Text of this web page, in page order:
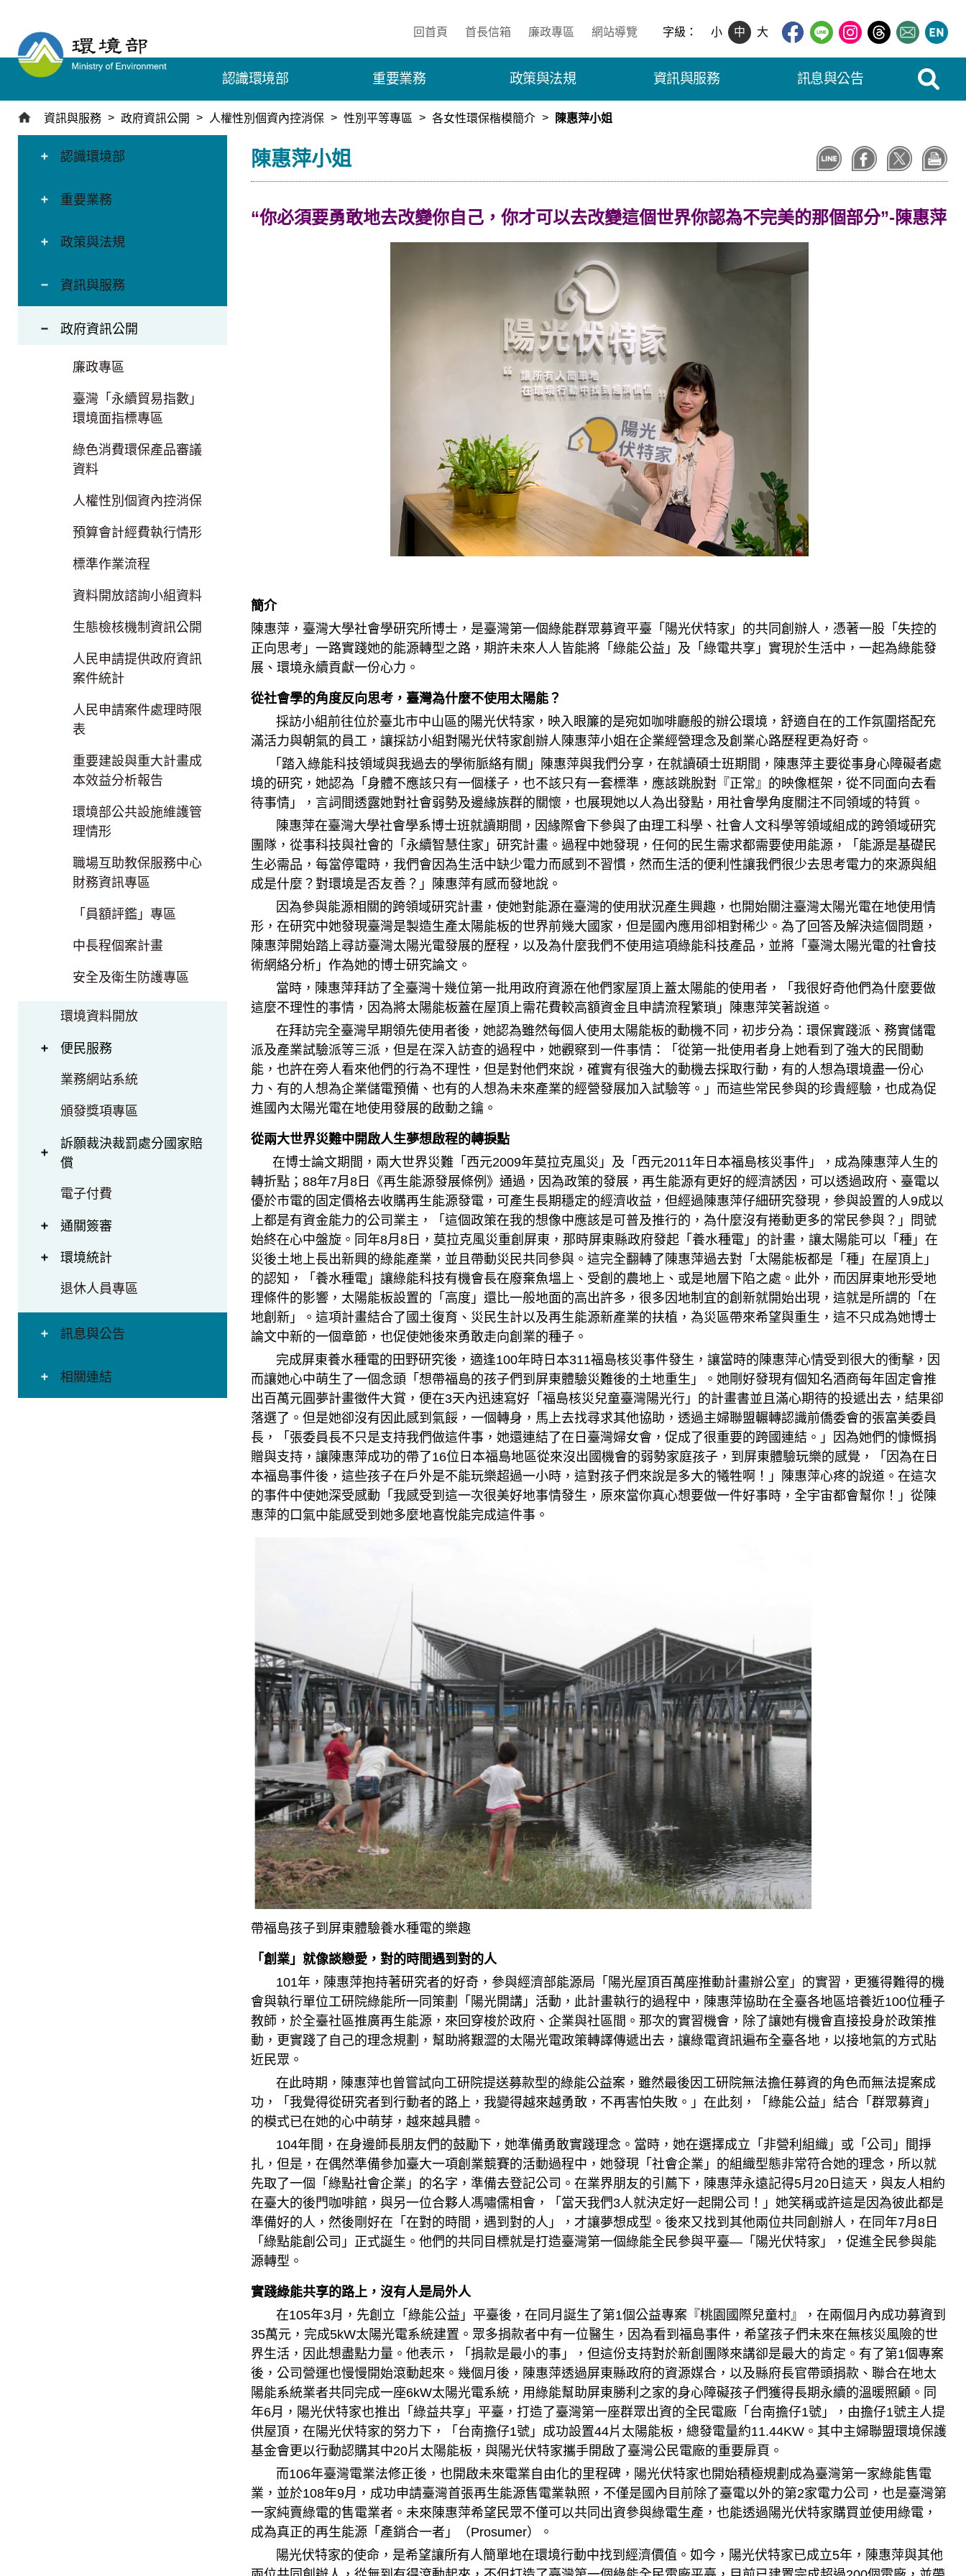
容
回首頁 首長信箱 廉政專區 網站導覽 字級： 小 中 大
認識環境部 重要業務 政策與法規 資訊與服務 訊息與公告
展開搜尋
資訊與服務 政府資訊公開 人權性別個資內控消保 性別平等專區 各女性環保楷模簡介 陳惠萍小姐
認識環境部
重要業務
政策與法規
資訊與服務
政府資訊公開
廉政專區
臺灣「永續貿易指數」
環境面指標專區
綠色消費環保產品審議
資料
人權性別個資內控消保
預算會計經費執行情形
標準作業流程
資料開放諮詢小組資料
生態檢核機制資訊公開
人民申請提供政府資訊
案件統計
人民申請案件處理時限
表
重要建設與重大計畫成
本效益分析報告
環境部公共設施維護管
理情形
職場互助教保服務中心
財務資訊專區
「員額評鑑」專區
中長程個案計畫
安全及衛生防護專區
環境資料開放
便民服務
業務網站系統
頒發獎項專區
訴願裁決裁罰處分國家賠
償
電子付費
通關簽審
環境統計
退休人員專區
訊息與公告
相關連結
陳惠萍小姐
“你必須要勇敢地去改變你自己，你才可以去改變這個世界你認為不完美的那個部分”-陳惠萍
簡介
陳惠萍，臺灣大學社會學研究所博士，是臺灣第一個綠能群眾募資平臺「陽光伏特家」的共同創辦人，憑著一股「失控的
正向思考」一路實踐她的能源轉型之路，期許未來人人皆能將「綠能公益」及「綠電共享」實現於生活中，一起為綠能發
展、環境永續貢獻一份心力。
從社會學的角度反向思考，臺灣為什麼不使用太陽能？
採訪小組前往位於臺北市中山區的陽光伏特家，映入眼簾的是宛如咖啡廳般的辦公環境，舒適自在的工作氛圍搭配充
滿活力與朝氣的員工，讓採訪小組對陽光伏特家創辦人陳惠萍小姐在企業經營理念及創業心路歷程更為好奇。
「踏入綠能科技領域與我過去的學術脈絡有關」陳惠萍與我們分享，在就讀碩士班期間，陳惠萍主要從事身心障礙者處
境的研究，她認為「身體不應該只有一個樣子，也不該只有一套標準，應該跳脫對『正常』的映像框架，從不同面向去看
待事情」，言詞間透露她對社會弱勢及邊緣族群的關懷，也展現她以人為出發點，用社會學角度關注不同領域的特質。
陳惠萍在臺灣大學社會學系博士班就讀期間，因緣際會下參與了由理工科學、社會人文科學等領域組成的跨領域研究
團隊，從事科技與社會的「永續智慧住家」研究計畫。過程中她發現，任何的民生需求都需要使用能源，「能源是基礎民
生必需品，每當停電時，我們會因為生活中缺少電力而感到不習慣，然而生活的便利性讓我們很少去思考電力的來源與組
成是什麼？對環境是否友善？」陳惠萍有感而發地說。
因為參與能源相關的跨領域研究計畫，使她對能源在臺灣的使用狀況產生興趣，也開始關注臺灣太陽光電在地使用情
形，在研究中她發現臺灣是製造生產太陽能板的世界前幾大國家，但是國內應用卻相對稀少。為了回答及解決這個問題，
陳惠萍開始踏上尋訪臺灣太陽光電發展的歷程，以及為什麼我們不使用這項綠能科技產品，並將「臺灣太陽光電的社會技
術網絡分析」作為她的博士研究論文。
當時，陳惠萍拜訪了全臺灣十幾位第一批用政府資源在他們家屋頂上蓋太陽能的使用者，「我很好奇他們為什麼要做
這麼不理性的事情，因為將太陽能板蓋在屋頂上需花費較高額資金且申請流程繁瑣」陳惠萍笑著說道。
在拜訪完全臺灣早期領先使用者後，她認為雖然每個人使用太陽能板的動機不同，初步分為：環保實踐派、務實儲電
派及產業試驗派等三派，但是在深入訪查的過程中，她觀察到一件事情：「從第一批使用者身上她看到了強大的民間動
能，也許在旁人看來他們的行為不理性，但是對他們來說，確實有很強大的動機去採取行動，有的人想為環境盡一份心
力、有的人想為企業儲電預備、也有的人想為未來產業的經營發展加入試驗等。」而這些常民參與的珍貴經驗，也成為促
進國內太陽光電在地使用發展的啟動之鑰。
從兩大世界災難中開啟人生夢想啟程的轉捩點
在博士論文期間，兩大世界災難「西元2009年莫拉克風災」及「西元2011年日本福島核災事件」，成為陳惠萍人生的
轉折點；88年7月8日《再生能源發展條例》通過，因為政策的發展，再生能源有更好的經濟誘因，可以透過政府、臺電以
優於市電的固定價格去收購再生能源發電，可產生長期穩定的經濟收益，但經過陳惠萍仔細研究發現，參與設置的人9成以
上都是有資金能力的公司業主，「這個政策在我的想像中應該是可普及推行的，為什麼沒有捲動更多的常民參與？」問號
始終在心中盤旋。同年8月8日，莫拉克風災重創屏東，那時屏東縣政府發起「養水種電」的計畫，讓太陽能可以「種」在
災後土地上長出新興的綠能產業，並且帶動災民共同參與。這完全翻轉了陳惠萍過去對「太陽能板都是「種」在屋頂上」
的認知，「養水種電」讓綠能科技有機會長在廢棄魚塭上、受創的農地上、或是地層下陷之處。此外，而因屏東地形受地
理條件的影響，太陽能板設置的「高度」還比一般地面的高出許多，很多因地制宜的創新就開始出現，這就是所謂的「在
地創新」。這項計畫結合了國土復育、災民生計以及再生能源新產業的扶植，為災區帶來希望與重生，這不只成為她博士
論文中新的一個章節，也促使她後來勇敢走向創業的種子。
完成屏東養水種電的田野研究後，適逢100年時日本311福島核災事件發生，讓當時的陳惠萍心情受到很大的衝擊，因
而讓她心中萌生了一個念頭「想帶福島的孩子們到屏東體驗災難後的土地重生」。她剛好發現有個知名酒商每年固定會推
出百萬元圓夢計畫徵件大賞，便在3天內迅速寫好「福島核災兒童臺灣陽光行」的計畫書並且滿心期待的投遞出去，結果卻
落選了。但是她卻沒有因此感到氣餒，一個轉身，馬上去找尋求其他協助，透過主婦聯盟輾轉認識前僑委會的張富美委員
長，「張委員長不只是支持我們做這件事，她還連結了在日臺灣婦女會，促成了很重要的跨國連結。」因為她們的慷慨捐
贈與支持，讓陳惠萍成功的帶了16位日本福島地區從來沒出國機會的弱勢家庭孩子，到屏東體驗玩樂的感覺，「因為在日
本福島事件後，這些孩子在戶外是不能玩樂超過一小時，這對孩子們來說是多大的犧牲啊！」陳惠萍心疼的說道。在這次
的事件中使她深受感動「我感受到這一次很美好地事情發生，原來當你真心想要做一件好事時，全宇宙都會幫你！」從陳
惠萍的口氣中能感受到她多麼地喜悅能完成這件事。
帶福島孩子到屏東體驗養水種電的樂趣
「創業」就像談戀愛，對的時間遇到對的人
101年，陳惠萍抱持著研究者的好奇，參與經濟部能源局「陽光屋頂百萬座推動計畫辦公室」的實習，更獲得難得的機
會與執行單位工研院綠能所一同策劃「陽光開講」活動，此計畫執行的過程中，陳惠萍協助在全臺各地區培養近100位種子
教師，於全臺社區推廣再生能源，來回穿梭於政府、企業與社區間。那次的實習機會，除了讓她有機會直接投身於政策推
動，更實踐了自己的理念規劃，幫助將艱澀的太陽光電政策轉譯傳遞出去，讓綠電資訊遍布全臺各地，以接地氣的方式貼
近民眾。
在此時期，陳惠萍也曾嘗試向工研院提送募款型的綠能公益案，雖然最後因工研院無法擔任募資的角色而無法提案成
功，「我覺得從研究者到行動者的路上，我變得越來越勇敢，不再害怕失敗。」在此刻，「綠能公益」結合「群眾募資」
的模式已在她的心中萌芽，越來越具體。
104年間，在身邊師長朋友們的鼓勵下，她準備勇敢實踐理念。當時，她在選擇成立「非營利組織」或「公司」間掙
扎，但是，在偶然準備參加臺大一項創業競賽的活動過程中，她發現「社會企業」的組織型態非常符合她的理念，所以就
先取了一個「綠點社會企業」的名字，準備去登記公司。在業界朋友的引薦下，陳惠萍永遠記得5月20日這天，與友人相約
在臺大的後門咖啡館，與另一位合夥人馮嘯儒相會，「當天我們3人就決定好一起開公司！」她笑稱或許這是因為彼此都是
準備好的人，然後剛好在「在對的時間，遇到對的人」，才讓夢想成型。後來又找到其他兩位共同創辦人，在同年7月8日
「綠點能創公司」正式誕生。他們的共同目標就是打造臺灣第一個綠能全民參與平臺—「陽光伏特家」，促進全民參與能
源轉型。
實踐綠能共享的路上，沒有人是局外人
在105年3月，先創立「綠能公益」平臺後，在同月誕生了第1個公益專案『桃園國際兒童村』，在兩個月內成功募資到
35萬元，完成5kW太陽光電系統建置。眾多捐款者中有一位醫生，因為看到福島事件，希望孩子們未來在無核災風險的世
界生活，因此想盡點力量。他表示，「捐款是最小的事」，但這份支持對於新創團隊來講卻是最大的肯定。有了第1個專案
後，公司營運也慢慢開始滾動起來。幾個月後，陳惠萍透過屏東縣政府的資源媒合，以及縣府長官帶頭捐款、聯合在地太
陽能系統業者共同完成一座6kW太陽光電系統，用綠能幫助屏東勝利之家的身心障礙孩子們獲得長期永續的溫暖照顧。同
年6月，陽光伏特家也推出「綠益共享」平臺，打造了臺灣第一座群眾出資的全民電廠「台南擔仔1號」，由擔仔1號主人提
供屋頂，在陽光伏特家的努力下，「台南擔仔1號」成功設置44片太陽能板，總發電量約11.44KW。其中主婦聯盟環境保護
基金會更以行動認購其中20片太陽能板，與陽光伏特家攜手開啟了臺灣公民電廠的重要扉頁。
而106年臺灣電業法修正後，也開啟未來電業自由化的里程碑，陽光伏特家也開始積極規劃成為臺灣第一家綠能售電
業，並於108年9月，成功申請臺灣首張再生能源售電業執照，不僅是國內目前除了臺電以外的第2家電力公司，也是臺灣第
一家純賣綠電的售電業者。未來陳惠萍希望民眾不僅可以共同出資參與綠電生產，也能透過陽光伏特家購買並使用綠電，
成為真正的再生能源「產銷合一者」（Prosumer）。
陽光伏特家的使命，是希望讓所有人簡單地在環境行動中找到經濟價值。如今，陽光伏特家已成立5年，陳惠萍與其他